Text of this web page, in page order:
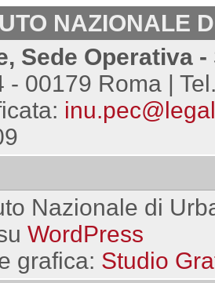
NAZIONALE
Sede Operativa
- 00179 Roma |
Nazionale di
WordPress
grafica: Studio